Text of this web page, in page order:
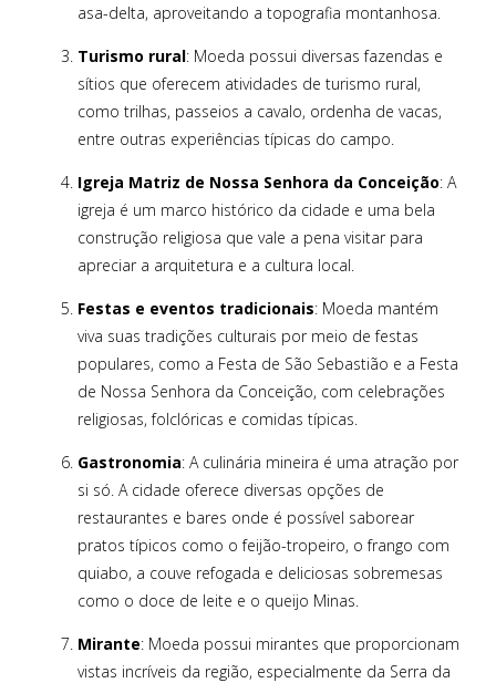
asa-delta, aproveitando a topografia montanhosa.
Turismo rural: Moeda possui diversas fazendas e
sítios que oferecem atividades de turismo rural,
como trilhas, passeios a cavalo, ordenha de vacas,
entre outras experiências típicas do campo.
Igreja Matriz de Nossa Senhora da Conceição: A
igreja é um marco histórico da cidade e uma bela
construção religiosa que vale a pena visitar para
apreciar a arquitetura e a cultura local.
Festas e eventos tradicionais: Moeda mantém
viva suas tradições culturais por meio de festas
populares, como a Festa de São Sebastião e a Festa
de Nossa Senhora da Conceição, com celebrações
religiosas, folclóricas e comidas típicas.
Gastronomia: A culinária mineira é uma atração por
si só. A cidade oferece diversas opções de
restaurantes e bares onde é possível saborear
pratos típicos como o feijão-tropeiro, o frango com
quiabo, a couve refogada e deliciosas sobremesas
como o doce de leite e o queijo Minas.
Mirante: Moeda possui mirantes que proporcionam
vistas incríveis da região, especialmente da Serra da